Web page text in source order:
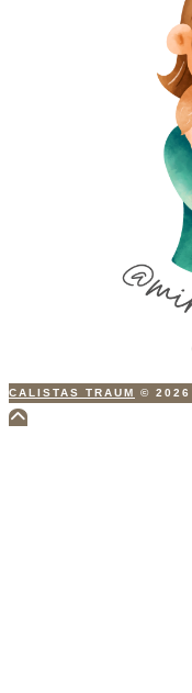
CALISTAS TRAUM © 2026
Scroll